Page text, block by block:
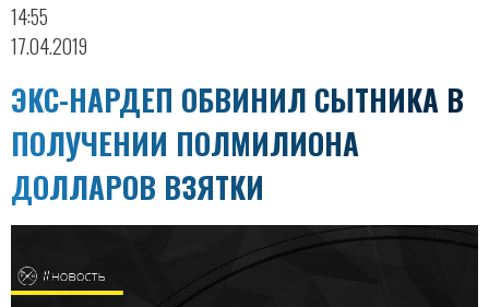
14:55
17.04.2019
ЭКС-НАРДЕП ОБВИНИЛ СЫТНИКА В
ПОЛУЧЕНИИ ПОЛМИЛИОНА
ДОЛЛАРОВ ВЗЯТКИ